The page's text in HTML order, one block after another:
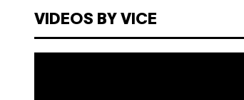
VIDEOS BY VICE